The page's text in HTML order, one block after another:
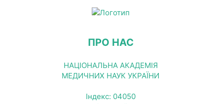
ПРО НАС
НАЦІОНАЛЬНА АКАДЕМІЯ
МЕДИЧНИХ НАУК УКРАЇНИ
Індекс: 04050